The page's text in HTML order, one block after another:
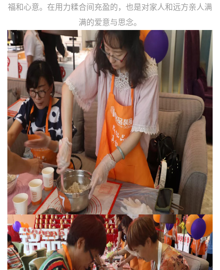
福和心意。在用力糅合间充盈的，也是对家人和远方亲人满
满的爱意与思念。